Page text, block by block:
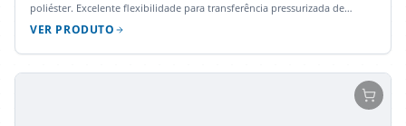
poliéster. Excelente flexibilidade para transferência pressurizada de
fluidos na indústria farmacêutica e biotecnologia.
VER PRODUTO